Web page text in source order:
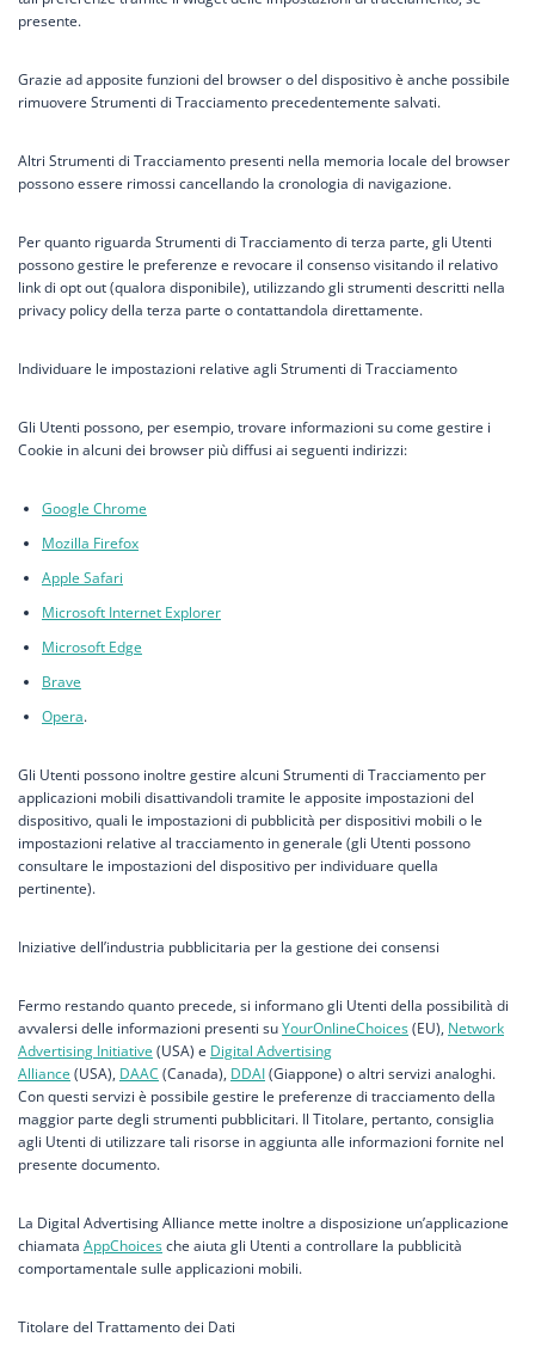
presente.
Grazie ad apposite funzioni del browser o del dispositivo è anche possibile
rimuovere Strumenti di Tracciamento precedentemente salvati.
Altri Strumenti di Tracciamento presenti nella memoria locale del browser
possono essere rimossi cancellando la cronologia di navigazione.
Per quanto riguarda Strumenti di Tracciamento di terza parte, gli Utenti
possono gestire le preferenze e revocare il consenso visitando il relativo
link di opt out (qualora disponibile), utilizzando gli strumenti descritti nella
privacy policy della terza parte o contattandola direttamente.
Individuare le impostazioni relative agli Strumenti di Tracciamento
Gli Utenti possono, per esempio, trovare informazioni su come gestire i
Cookie in alcuni dei browser più diffusi ai seguenti indirizzi:
Google Chrome
Mozilla Firefox
Apple Safari
Microsoft Internet Explorer
Microsoft Edge
Brave
Opera.
Gli Utenti possono inoltre gestire alcuni Strumenti di Tracciamento per
applicazioni mobili disattivandoli tramite le apposite impostazioni del
dispositivo, quali le impostazioni di pubblicità per dispositivi mobili o le
impostazioni relative al tracciamento in generale (gli Utenti possono
consultare le impostazioni del dispositivo per individuare quella
pertinente).
Iniziative dell’industria pubblicitaria per la gestione dei consensi
Fermo restando quanto precede, si informano gli Utenti della possibilità di
avvalersi delle informazioni presenti suYourOnlineChoices(EU), Network
Advertising Initiative (USA) e Digital Advertising
Alliance (USA), DAAC (Canada), DDAI(Giappone) o altri servizi analoghi.
Con questi servizi è possibile gestire le preferenze di tracciamento della
maggior parte degli strumenti pubblicitari. Il Titolare, pertanto, consiglia
agli Utenti di utilizzare tali risorse in aggiunta alle informazioni fornite nel
presente documento.
La Digital Advertising Alliance mette inoltre a disposizione un’applicazione
chiamata AppChoicesche aiuta gli Utenti a controllare la pubblicità
comportamentale sulle applicazioni mobili.
Titolare del Trattamento dei Dati